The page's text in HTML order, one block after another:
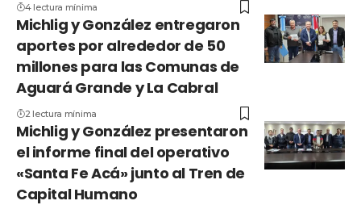
4 lectura mínima
Michlig y González entregaron
aportes por alrededor de 50
millones para las Comunas de
Aguará Grande y La Cabral
2 lectura mínima
Michlig y González presentaron
el informe final del operativo
«Santa Fe Acá» junto al Tren de
Capital Humano